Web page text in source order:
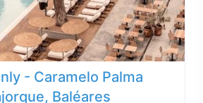
- Caramelo Palma
Baléares